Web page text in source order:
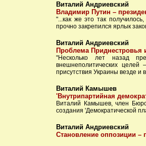
Виталий Андриевский
Владимир Путин –
"...как же это так
прочно закрепился ярлык
Виталий Андриевский
Проблема Приднестровья
"Несколько лет назад
внешнеполитических целей
присутствия Украины везде и
Виталий Камышев
'Внутрипартийная
Виталий Камышев, член
создания 'Демократической
Виталий Андриевский
Становление оппозиции –